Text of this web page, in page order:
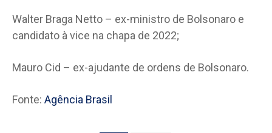
Walter Braga Netto – ex-ministro de Bolsonaro e
candidato à vice na chapa de 2022;
Mauro Cid – ex-ajudante de ordens de Bolsonaro.
Fonte: Agência Brasil